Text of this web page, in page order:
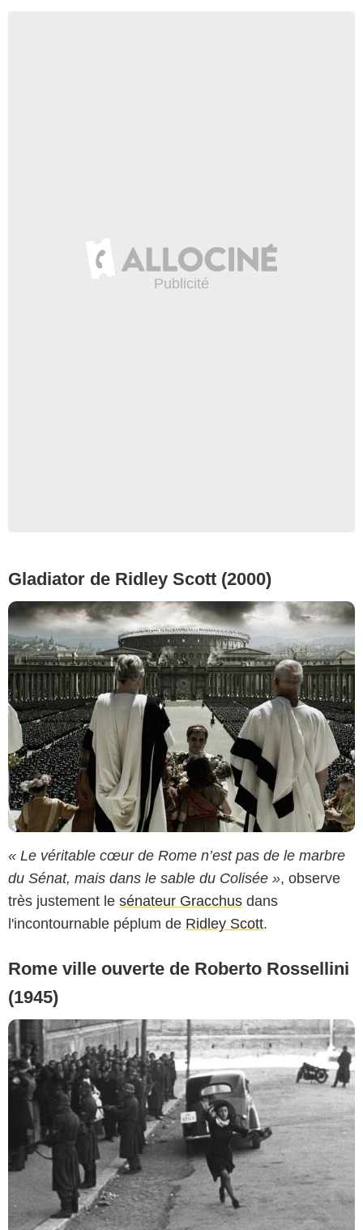
Gladiator de Ridley Scott (2000)
« Le véritable cœur de Rome n’est pas de le marbre
du Sénat, mais dans le sable du Colisée », observe
très justement le sénateur Gracchus dans
l'incontournable péplum de Ridley Scott.
Rome ville ouverte de Roberto Rossellini
(1945)